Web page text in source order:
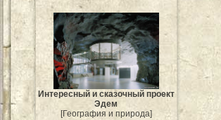
Интересный и сказочный проект
Эдем
[География и природа]